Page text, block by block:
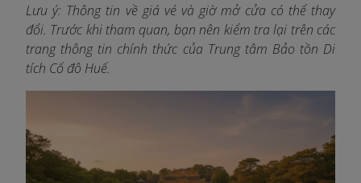
Lưu ý: Thông tin về giá vé và giờ mở cửa có thể thay
đổi. Trước khi tham quan, bạn nên kiểm tra lại trên các
trang thông tin chính thức của Trung tâm Bảo tồn Di
tích Cố đô Huế.